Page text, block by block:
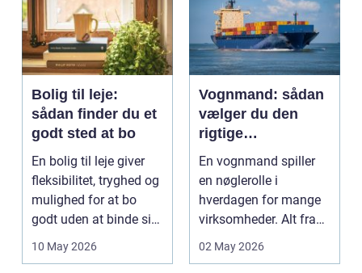
Bolig til leje:
sådan finder du et
godt sted at bo
En bolig til leje giver
fleksibilitet, tryghed og
mulighed for at bo
godt uden at binde sig
ø...
10 May 2026
Vognmand: sådan
vælger du den
rigtige
samarbejdspartner
En vognmand spiller
en nøglerolle i
hverdagen for mange
virksomheder. Alt fra
byggematerialer...
02 May 2026